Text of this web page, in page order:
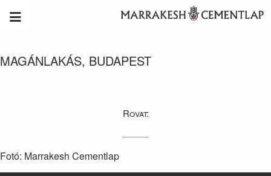
MAGÁNLAKÁS, BUDAPEST
Rovat:
Fotó: Marrakesh Cementlap